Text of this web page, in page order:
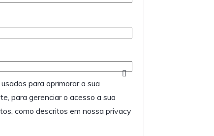
para aprimorar a sua
para gerenciar o acesso a sua
como descritos em nossaprivacy